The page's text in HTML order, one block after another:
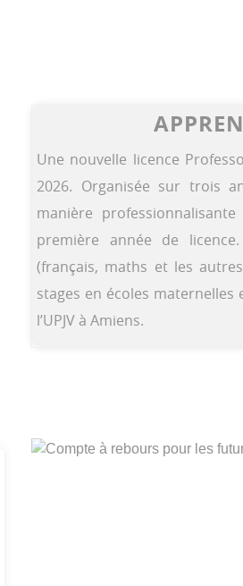
Une nouvelle licence
2026. Organisée sur trois
manière
première année de
(français, maths et les
stages en écoles
l’UPJV à Amiens.